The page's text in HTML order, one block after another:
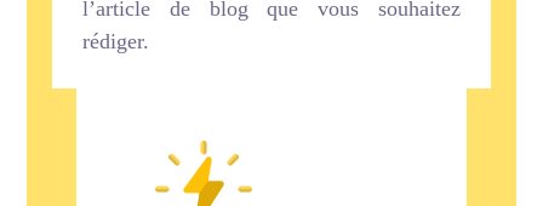
l’article de blog que vous souhaitez
rédiger.